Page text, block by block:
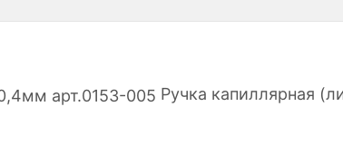
Ручка капиллярная